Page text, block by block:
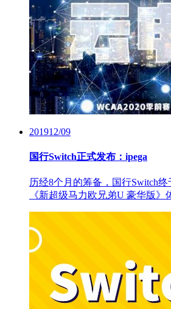
201912/09
国行Switch正式发布：ipega
历经8个月的筹备，国行Switch
《新超级马力欧兄弟U 豪华版》